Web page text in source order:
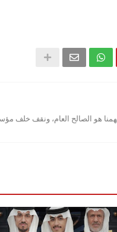
هو الصالح العام، ونقف خلف